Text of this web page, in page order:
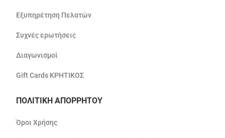
Εξυπηρέτηση Πελατών
Συχνές ερωτήσεις
Διαγωνισμοί
Gift Cards ΚΡΗΤΙΚΟΣ
ΠΟΛΙΤΙΚΗ ΑΠΟΡΡΗΤΟΥ
Όροι Χρήσης